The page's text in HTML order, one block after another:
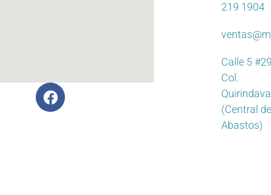
219 1904
Calle 5 #29
Col.
(Central de
Abastos)